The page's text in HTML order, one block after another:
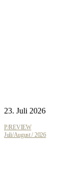
23. Juli 2026
P/REVIEW
Juli/August / 2026